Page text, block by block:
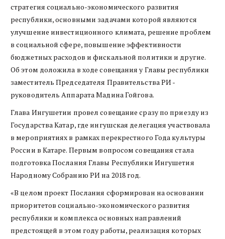
стратегия социально-экономического развития
республики, основными задачами которой являются
улучшение инвестиционного климата, решение проблем
в социальной сфере, повышение эффективности
бюджетных расходов и фискальной политики и другие.
Об этом доложила в ходе совещания у Главы республики
заместитель Председателя Правительства РИ -
руководитель Аппарата Мадина Гойгова.
Глава Ингушетии провел совещание сразу по приезду из
Государства Катар, где ингушская делегация участвовала
в мероприятиях в рамках перекрестного Года культуры
России в Катаре. Первым вопросом совещания стала
подготовка Послания Главы Республики Ингушетия
Народному Собранию РИ на 2018 год.
«В целом проект Послания сформирован на основании
приоритетов социально-экономического развития
республики и комплекса основных направлений
предстоящей в этом году работы, реализация которых